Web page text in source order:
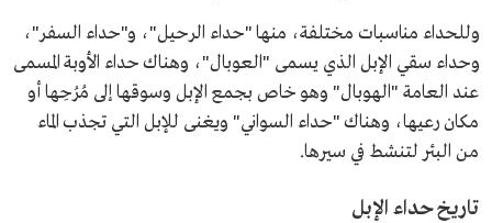
وللحداء مناسبات مختلفة، منها "حداء الرحيل"، و"حداء السفر"،
وحداء سقي الإبل الذي يسمى "العوبال"، وهناك حداء الأوبة المسمى
عند العامة "الهوبال" وهو خاص بجمع الإبل وسوقها إلى مُرُحِها أو
مكان رعيها، وهناك "حداء السواني" ويغنى للإبل التي تجذب الماء
من البئر لتنشط في سيرها.
تاريخ حداء الإبل